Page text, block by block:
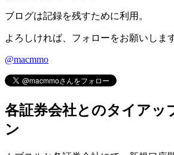
ブログは記録を残すために利用。
よろしければ、フォローをお願いします
@macmmo
各証券会社とのタイアッ
ン